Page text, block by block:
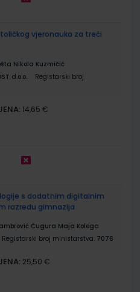
vjeronauka za treći
Nikola Kuzmičić
d.o.o.
Registarski broj
14,65 €
s dodatnim digitalnim
razredu gimnazija
Čugura Maja Kolega
Registarski broj ministarstva: 7076
25,50 €